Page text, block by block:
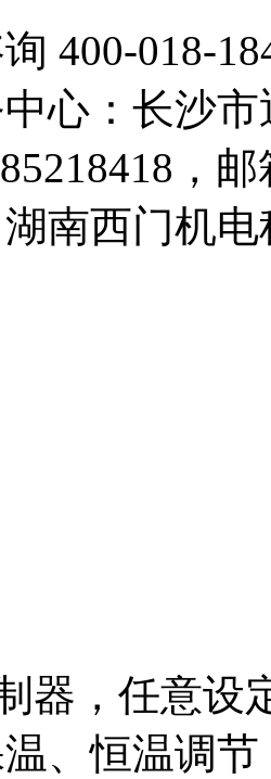
400-018-
心：长沙
，邮
南西门机
器，任意设
、恒温调